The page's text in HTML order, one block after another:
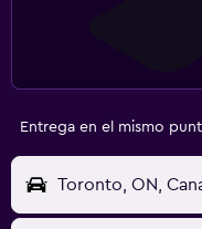
Entrega en el mismo